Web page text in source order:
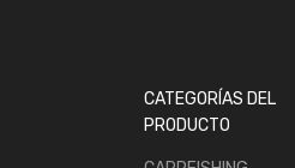
CATEGORÍAS DEL
PRODUCTO